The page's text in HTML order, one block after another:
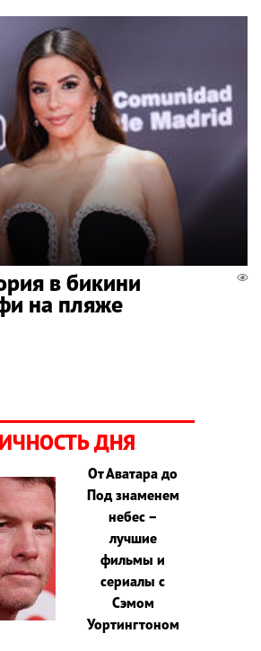
в бикини
на пляже
ДНЯ
От Аватара до
Под знаменем
небес –
лучшие
фильмы и
сериалы с
Сэмом
Уортингтоном